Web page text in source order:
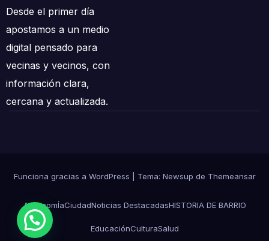
Desde el primer día
apostamos a un medio
digital pensado para
vecinas y vecinos, con
información clara,
cercana y actualizada.
Funciona gracias a WordPress Tema: Newsup de Themeansar
AgronomÍaCiudadNoticias DestacadasHISTORIA DE BARRIO
EducaciónCulturaSalud